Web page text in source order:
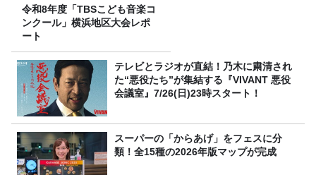
令和8年度「TBSこども音楽コ
ンクール」横浜地区大会レポ
ート
テレビとラジオが直結！乃木に粛清され
た“悪役たち”が集結する『VIVANT 悪役
会議室』7/26(日)23時スタート！
スーパーの「からあげ」をフェスに分
類！全15種の2026年版マップが完成